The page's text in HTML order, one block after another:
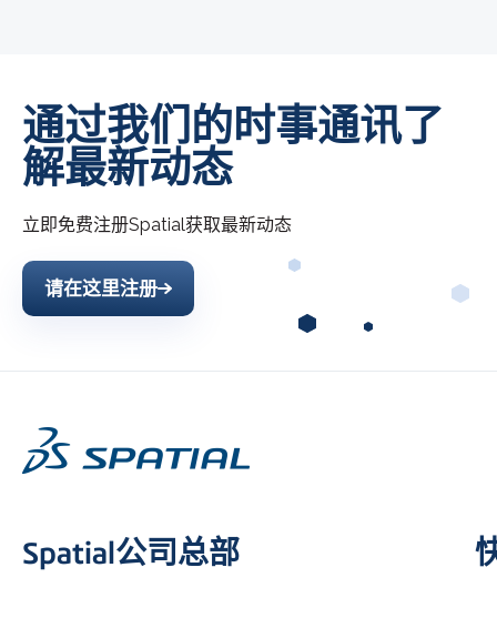
通过我们的时事通讯了
解最新动态
立即免费注册Spatial获取最新动态
请在这里注册
Spatial公司总部